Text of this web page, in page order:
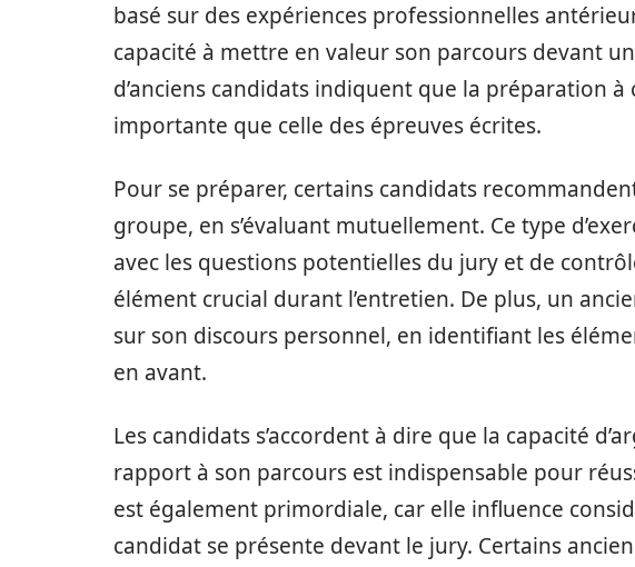
basé sur des expériences professionnelles
capacité à mettre en valeur son parcours devant
d’anciens candidats indiquent que la préparation à
importante que celle des épreuves écrites.
Pour se préparer, certains candidats
groupe, en s’évaluant mutuellement. Ce type
avec les questions potentielles du jury et de
élément crucial durant l’entretien. De plus, un
sur son discours personnel, en identifiant les
en avant.
Les candidats s’accordent à dire que la capacité
rapport à son parcours est indispensable pour
est également primordiale, car elle influence
candidat se présente devant le jury. Certains